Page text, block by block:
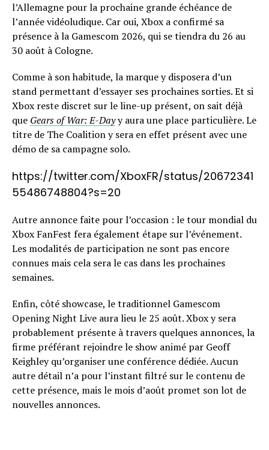
l’Allemagne pour la prochaine grande échéance de
l’année vidéoludique. Car oui, Xbox a confirmé sa
présence à la Gamescom 2026, qui se tiendra du 26 au
30 août à Cologne.
Comme à son habitude, la marque y disposera d’un
stand permettant d’essayer ses prochaines sorties. Et si
Xbox reste discret sur le line-up présent, on sait déjà
que Gears of War: E-Dayy aura une place particulière. Le
titre de The Coalition y sera en effet présent avec une
démo de sa campagne solo.
https://twitter.com/XboxFR/status/20672341
55486748804?s=20
Autre annonce faite pour l’occasion : le tour mondial du
Xbox FanFest fera également étape sur l’événement.
Les modalités de participation ne sont pas encore
connues mais cela sera le cas dans les prochaines
semaines.
Enfin, côté showcase, le traditionnel Gamescom
Opening Night Live aura lieu le 25 août. Xbox y sera
probablement présente à travers quelques annonces, la
firme préférant rejoindre le show animé par Geoff
Keighley qu’organiser une conférence dédiée. Aucun
autre détail n’a pour l’instant filtré sur le contenu de
cette présence, mais le mois d’août promet son lot de
nouvelles annonces.